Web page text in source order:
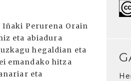
Perurena Orain
eta abiadura
hegaldian eta
emandako hitza
eta